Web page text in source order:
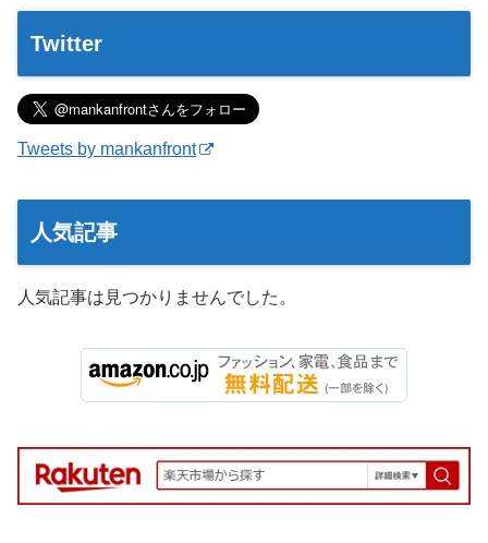
Twitter
Tweets by mankanfront
人気記事
人気記事は見つかりませんでした。